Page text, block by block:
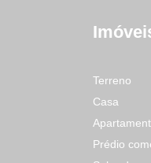
Terreno
Casa
Prédio